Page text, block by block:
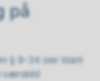
på
§ 9-34 sier blant
særskild